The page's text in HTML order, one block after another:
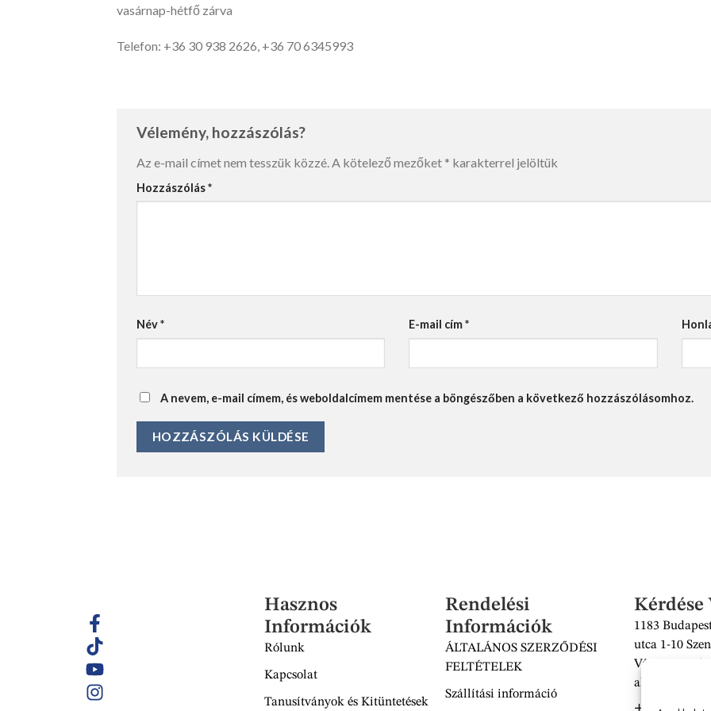
vasárnap-hétfő zárva
Telefon: +36 30 938 2626, +36 70 6345993
Vélemény, hozzászólás?
Az e-mail címet nem tesszük közzé. A kötelező mezőket * karakterrel jelöltük
Hozzászólás*
Név* E-mail cím*
A nevem, e-mail címem, és weboldalcímem mentése a böngészőben a következő hozzászólásomhoz.
Hasznos
Információk
Rólunk
Kapcsolat
Tanusítványok és Kitüntetések
Rendelési
Információk
ÁLTALÁNOS SZERZŐDÉSI
FELTÉTELEK
Szállítási információ
Kérdése
1183
utca 1-10
Vásárcsarnok
alatt
+36 30 938